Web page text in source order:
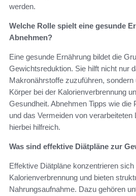
werden.
Welche Rolle spielt eine gesunde
Abnehmen?
Eine gesunde Ernährung bildet die
Gewichtsreduktion. Sie hilft nicht nur
Makronährstoffe zuzuführen,
Körper bei der Kalorienverbrennung
Gesundheit. Abnehmen Tipps wie die
und das Vermeiden von verarbeiteten
hierbei hilfreich.
Was sind effektive Diätpläne zur
Effektive Diätpläne konzentrieren sich
Kalorienverbrennung und bieten
Nahrungsaufnahme. Dazu gehören